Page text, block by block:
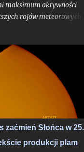
maksimum aktywności
rojów meteorowych
z nocami
brakowałby chyba tylko
Perseidów sprzed
realne. Po
zaćmień zapraszam na
przez amatorów
tylko w jedną noc
przez całe życie.
warunkiem: jeśli
zaćmień Słońca w 25.
produkcji plam